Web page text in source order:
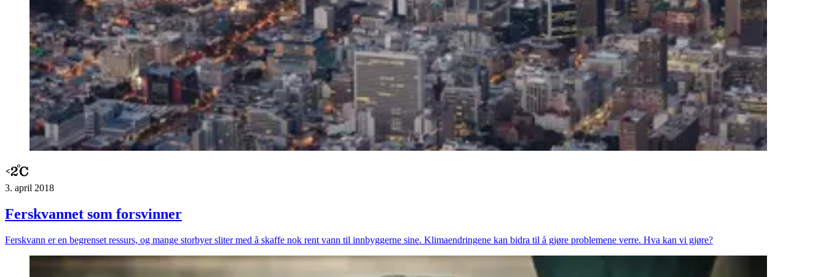
3. april 2018
Ferskvannet som forsvinner
Ferskvann er en begrenset ressurs, og mange storbyer sliter med å skaffe nok rent vann til innbyggerne sine. Klimaendringene kan bidra til å gjøre problemene verre. Hva kan vi gjøre?